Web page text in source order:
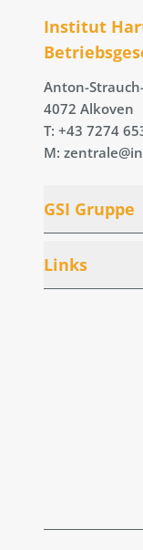
Institut
Anton-
4072 Alkoven
T: +43 7274
M:
GSI Gruppe
Links